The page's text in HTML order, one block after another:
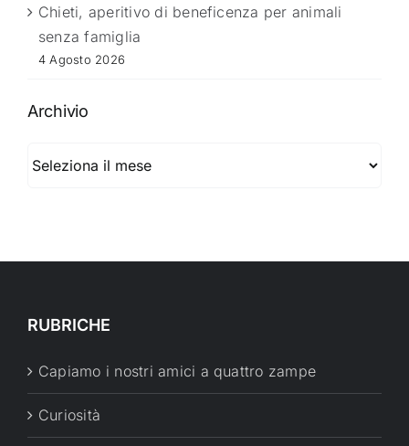
Chieti, aperitivo di beneficenza per animali
senza famiglia
4 Agosto 2026
Archivio
RUBRICHE
Capiamo i nostri amici a quattro zampe
Curiosità